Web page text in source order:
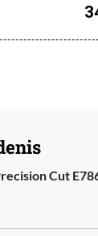
Cut